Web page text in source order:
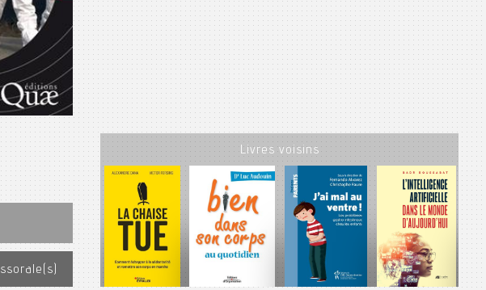
Livres voisins